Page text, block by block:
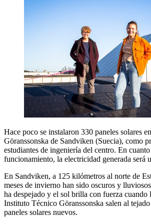
Hace poco se instalaron 330 paneles solares
Göranssonska de Sandviken (Suecia), como
estudiantes de ingeniería del centro. En cuanto
funcionamiento, la electricidad generada será
En Sandviken, a 125 kilómetros al norte de
meses de invierno han sido oscuros y
ha despejado y el sol brilla con fuerza cuando
Instituto Técnico Göranssonska salen al
paneles solares nuevos.